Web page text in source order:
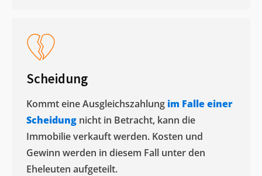
Scheidung
Kommt eine Ausgleichszahlung im Falle einer
Scheidung nicht in Betracht, kann die
Immobilie verkauft werden. Kosten und
Gewinn werden in diesem Fall unter den
Eheleuten aufgeteilt.​